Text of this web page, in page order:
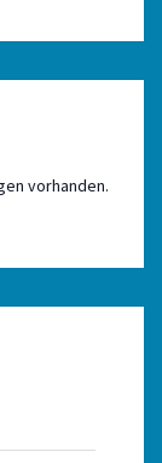
vorhanden.